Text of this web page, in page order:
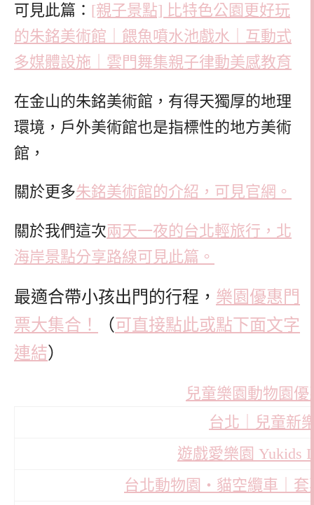
可見此篇： [親子景點] 比特色公園更好玩
的朱銘美術館｜餵魚噴水池戲水｜互動式
多媒體設施｜雲門舞集親子律動美感教育
在金山的朱銘美術館，有得天獨厚的地理
環境，戶外美術館也是指標性的地方美術
館，
關於更多朱銘美術館的介紹，可見官網。
關於我們這次兩天一夜的台北輕旅行，北
海岸景點分享路線可見此篇。
最適合帶小孩出門的行程， 樂園優惠門
票大集合！
（可直接點此或點下面文字
連結）
兒童樂園動物園
台北｜兒童新
遊戲愛樂園 Yukids
台北動物園・貓空纜車｜